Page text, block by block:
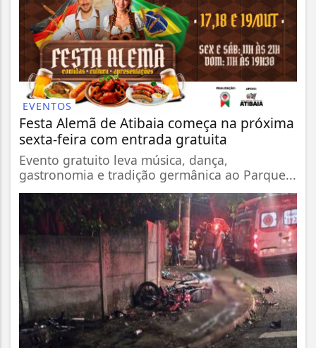
EVENTOS
Festa Alemã de Atibaia começa na próxima
sexta-feira com entrada gratuita
Evento gratuito leva música, dança,
gastronomia e tradição germânica ao Parque...